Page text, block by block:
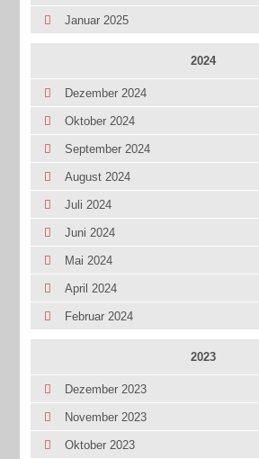
Januar 2025
2024
Dezember 2024
Oktober 2024
September 2024
August 2024
Juli 2024
Juni 2024
Mai 2024
April 2024
Februar 2024
2023
Dezember 2023
November 2023
Oktober 2023